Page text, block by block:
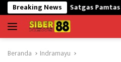
Langsung
ke
konten
Breaking News
Satgas Pamtas Kewilayahan
Beranda Indramayu